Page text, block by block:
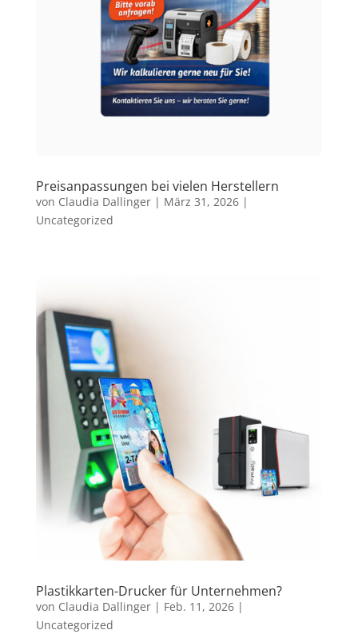
Preisanpassungen bei vielen Herstellern
von Claudia Dallinger| März 31, 2026|
Uncategorized
Plastikkarten-Drucker für Unternehmen?
von Claudia Dallinger| Feb. 11, 2026|
Uncategorized